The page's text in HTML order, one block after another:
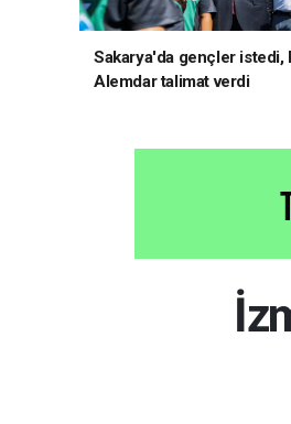
Sakarya'da gençler istedi,
Alemdar talimat verdi